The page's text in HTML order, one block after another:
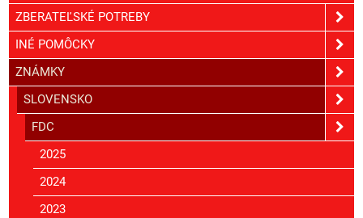
ZBERATEĽSKÉ POTREBY
INÉ POMÔCKY
ZNÁMKY
SLOVENSKO
FDC
2025
2024
2023